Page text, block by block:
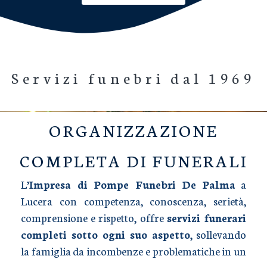
Servizi funebri dal 1969
ORGANIZZAZIONE
COMPLETA DI FUNERALI
L’Impresa di Pompe Funebri De Palmaa
Lucera con competenza, conoscenza, serietà,
comprensione e rispetto, offreservizi funerari
completi sotto ogni suo aspetto, sollevando
la famiglia da incombenze e problematiche in un